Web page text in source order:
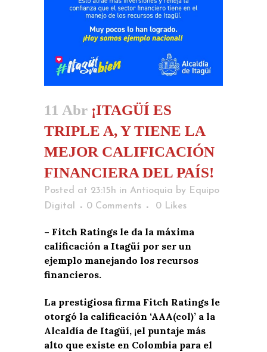
11 Abr ¡ITAGÜÍ ES
TRIPLE A, Y TIENE LA
MEJOR CALIFICACIÓN
FINANCIERA DEL PAÍS!
Posted at 23:15h in Antioquia by Equipo
Digital
0 Comments 0 Likes
– Fitch Ratings le da la máxima
calificación a Itagüí por ser un
ejemplo manejando los recursos
financieros.
La prestigiosa firma Fitch Ratings le
otorgó la calificación ‘AAA(col)’ a la
Alcaldía de Itagüí, ¡el puntaje más
alto que existe en Colombia para el